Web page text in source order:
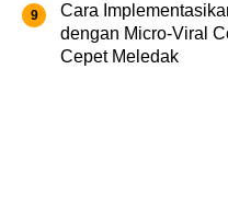
Cara
dengan Micro‑Viral
Cepet Meledak